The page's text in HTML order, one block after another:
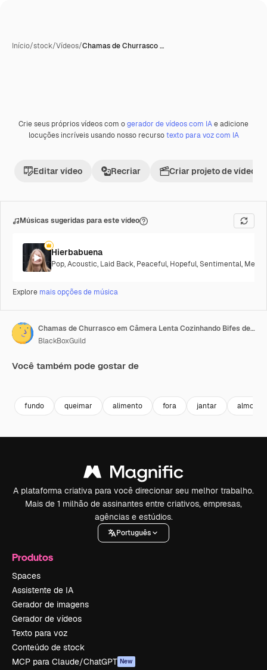
Início/stock/Vídeos/Chamas de Churrasco …
Premium
Crie seus próprios vídeos com ogerador de vídeos com IAe adicione
locuções incríveis usando nosso recursotexto para voz com IA
Editar vídeo Recriar Criar projeto de vídeo
Músicas sugeridas para este vídeo
Hierbabuena
Pop,Acoustic, Laid Back, Peaceful, Hopeful,Sentimental,
Explore mais opções de música
Chamas de Churrasco em Câmera Lenta Cozinhando Bifes de Contrafilé de Carne Britânica enquanto o Chef Pega e Vira a Carne para Cozinhar do Outro Lado, com Linguiças Visíveis 4K
BlackBoxGuild
Você também pode gostar de
fundo queimar alimento fora jantar almoço
A plataforma criativa para você direcionar seu melhor trabalho.
Mais de 1 milhão de assinantes entre criativos, empresas,
agências e estúdios.
Português
Produtos
Spaces
Assistente de IA
Gerador de imagens
Gerador de vídeos
Texto para voz
Conteúdo de stock
MCP para Claude/ChatGPT New